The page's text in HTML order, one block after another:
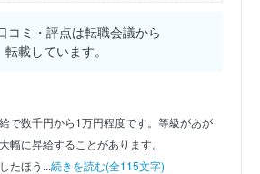
コミ・評点は転職会議から
転載しています。
で数千円から1万円程度です。等級があが
幅に昇給することがあります。
たほう...続きを読む(全115文字)